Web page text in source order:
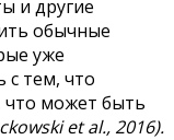
и другие
обычные
уже
с тем, что
что может быть
et al., 2016).